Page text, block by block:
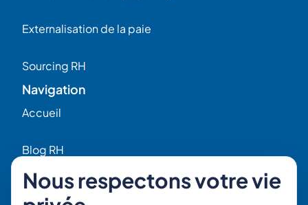
Externalisation de la paie
Sourcing RH
Navigation
Accueil
Blog RH
Qui sommes-nous ?
Nous respectons votre vie